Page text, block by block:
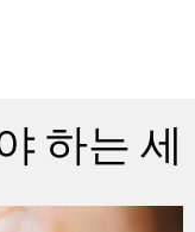
하는 세